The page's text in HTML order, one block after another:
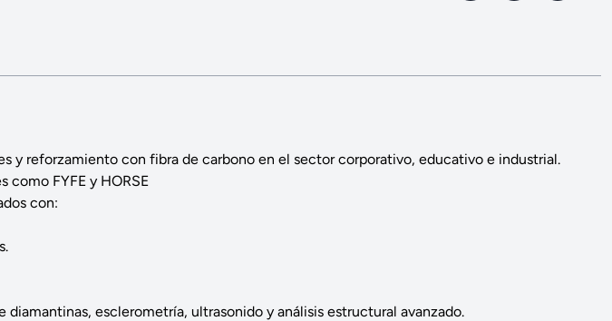
y reforzamiento con fibra de carbono en el sector corporativo, educativo e industrial.
como FYFE y HORSE
con:
diamantinas, esclerometría, ultrasonido y análisis estructural avanzado.